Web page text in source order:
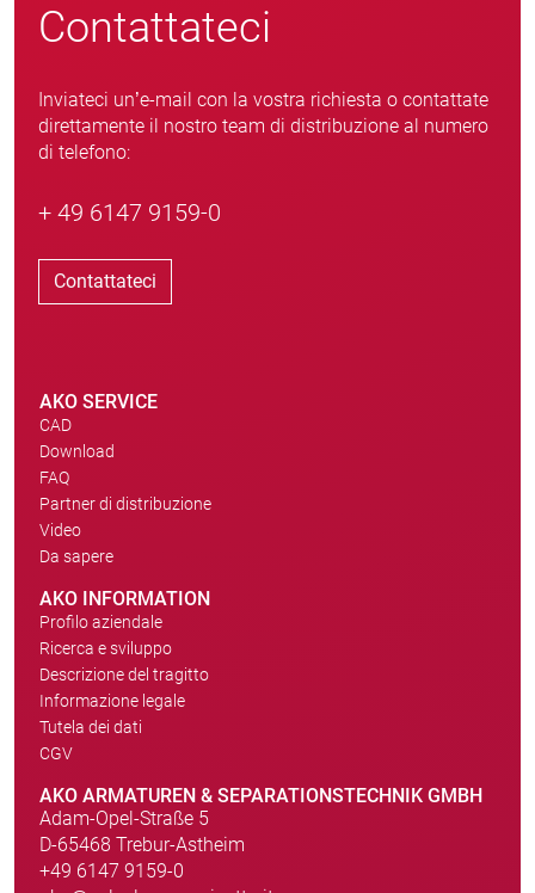
Contattateci
Inviateci un’e-mail con la vostra richiesta o contattate
direttamente il nostro team di distribuzione al numero
di telefono:
+ 49 6147 9159-0
Contattateci
AKO SERVICE
CAD
Download
FAQ
Partner di distribuzione
Video
Da sapere
AKO INFORMATION
Profilo aziendale
Ricerca e sviluppo
Descrizione del tragitto
Informazione legale
Tutela dei dati
CGV
AKO ARMATUREN & SEPARATIONSTECHNIK GMBH
Adam-Opel-Straße 5
D-65468 Trebur-Astheim
+49 6147 9159-0